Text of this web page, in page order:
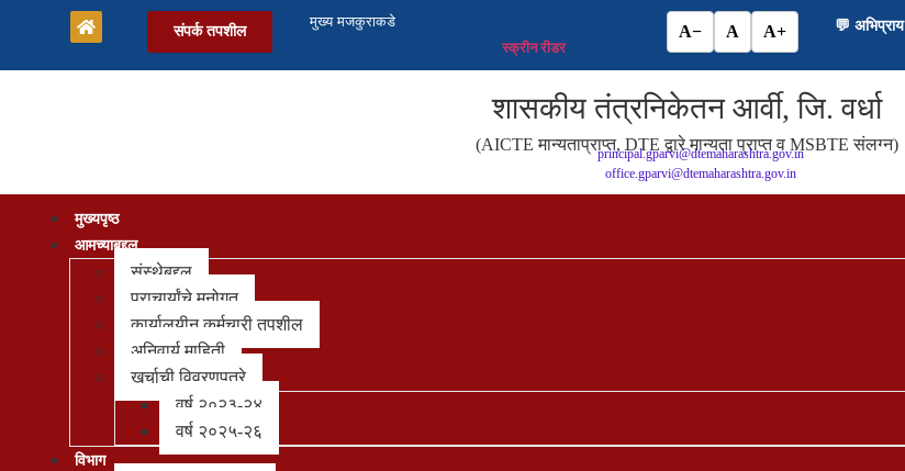
संपर्क तपशील
मुख्य मजकुराकडे
स्क्रीन रीडर
A− A A+ 💬 अभिप्राय
शासकीय तंत्रनिकेतन आर्वी, जि. वर्धा
(AICTE मान्यताप्राप्त, DTE द्वारे मान्यता प्राप्त व MSBTE संलग्न)
principal.gparvi@dtemaharashtra.gov.in
office.gparvi@dtemaharashtra.gov.in
मुख्यपृष्ठ
आमच्याबद्दल
संस्थेबद्दल
प्राचार्यांचे मनोगत
कार्यालयीन कर्मचारी तपशील
अनिवार्य माहिती
खर्चाची विवरणपत्रे
वर्ष २०२३-२४
वर्ष २०२५-२६
विभाग